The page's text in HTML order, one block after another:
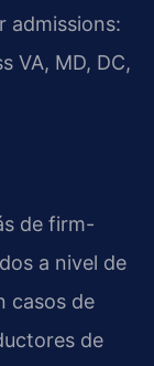
admissions:
VA, MD, DC,
de firm-
a nivel de
casos de
de